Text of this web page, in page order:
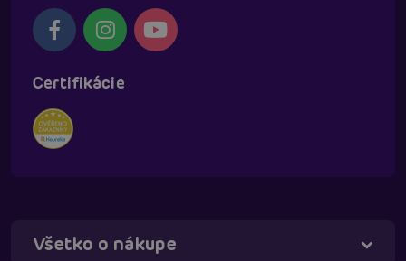
Certifikácie
Všetko o nákupe
Táňa - virtuálna asistentka